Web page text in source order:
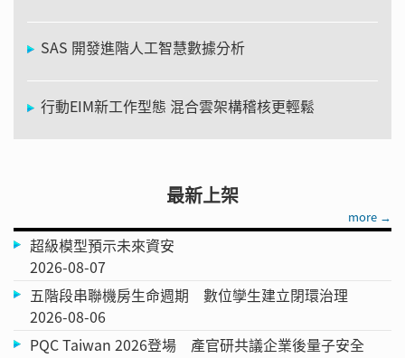
SAS 開發進階人工智慧數據分析
行動EIM新工作型態 混合雲架構稽核更輕鬆
最新上架
more →
超級模型預示未來資安
2026-08-07
五階段串聯機房生命週期 數位孿生建立閉環治理
2026-08-06
PQC Taiwan 2026登場 產官研共議企業後量子安全